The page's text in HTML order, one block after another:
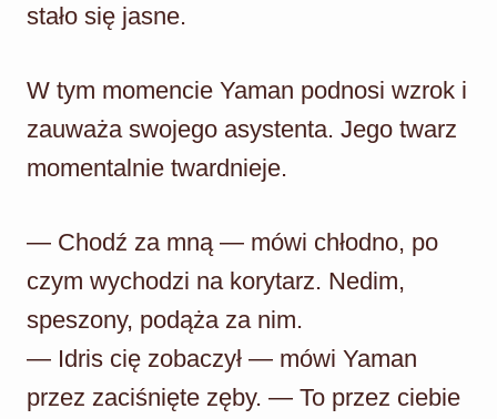
stało się jasne.
W tym momencie Yaman podnosi wzrok i
zauważa swojego asystenta. Jego twarz
momentalnie twardnieje.
— Chodź za mną — mówi chłodno, po
czym wychodzi na korytarz. Nedim,
speszony, podąża za nim.
— Idris cię zobaczył — mówi Yaman
przez zaciśnięte zęby. — To przez ciebie